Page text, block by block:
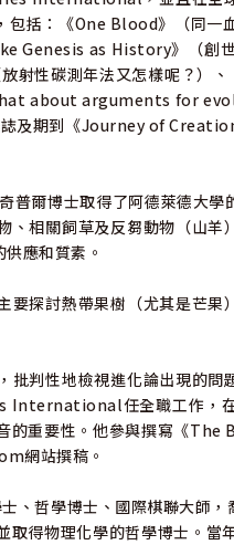
包括：《One Blood》（同
Genesis as History》（創
射性碳測年法又怎樣呢？
about arguments for
及期到《Journey of
爾博士取得了阿德萊德大學
相關飼草及反芻動物（山羊
應和質素。
探討熱帶果樹（尤其是芒果
判性地檢視進化論出現的問
任全職工作，
的重要性。他參與撰寫《
網站撰稿。
哲學博士、國際棋聯大師，
得物理化學的哲學博士。當